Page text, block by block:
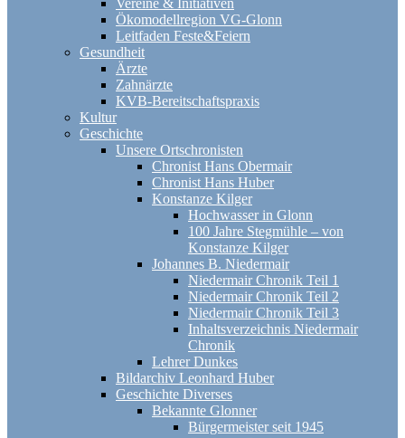
Vereine & Initiativen
Ökomodellregion VG-Glonn
Leitfaden Feste&Feiern
Gesundheit
Ärzte
Zahnärzte
KVB-Bereitschaftspraxis
Kultur
Geschichte
Unsere Ortschronisten
Chronist Hans Obermair
Chronist Hans Huber
Konstanze Kilger
Hochwasser in Glonn
100 Jahre Stegmühle – von
Konstanze Kilger
Johannes B. Niedermair
Niedermair Chronik Teil 1
Niedermair Chronik Teil 2
Niedermair Chronik Teil 3
Inhaltsverzeichnis Niedermair
Chronik
Lehrer Dunkes
Bildarchiv Leonhard Huber
Geschichte Diverses
Bekannte Glonner
Bürgermeister seit 1945